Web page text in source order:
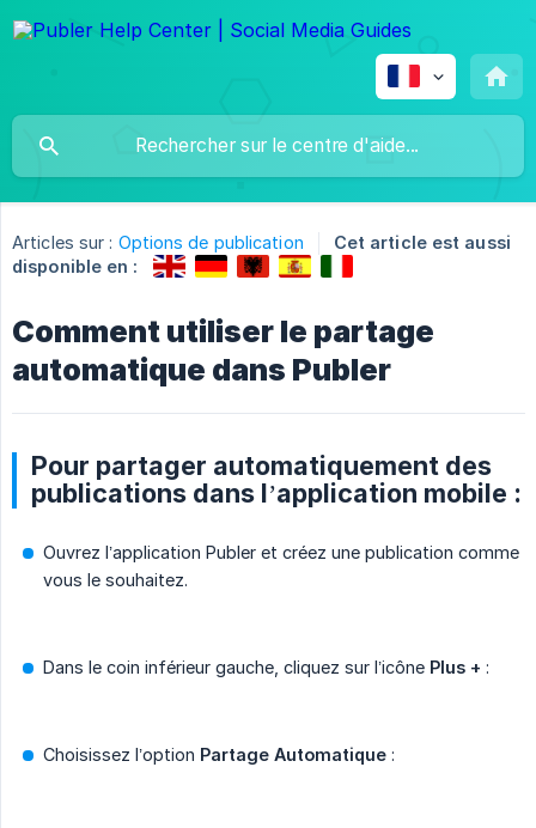
Articles sur : Options de publication
Cet article est aussi
disponible en :
Comment utiliser le partage
automatique dans Publer
Pour partager automatiquement des
publications dans l’application mobile :
Ouvrez l’application Publer et créez une publication comme
vous le souhaitez.
Dans le coin inférieur gauche, cliquez sur l’icône Plus + :
Choisissez l’option Partage Automatique :